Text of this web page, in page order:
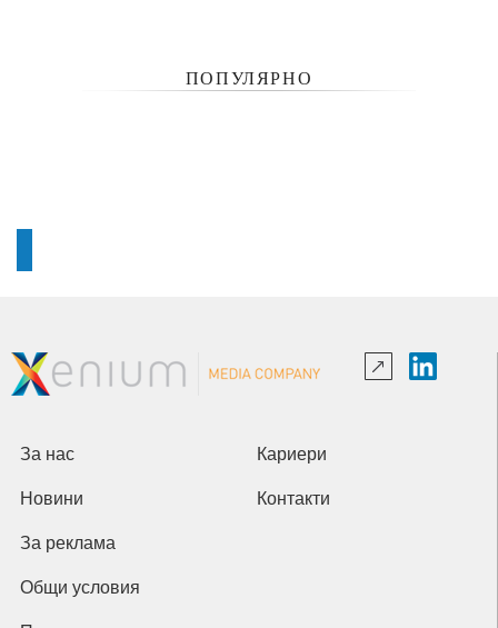
ПОПУЛЯРНО
За нас Кариери
Новини Контакти
За реклама
Общи условия